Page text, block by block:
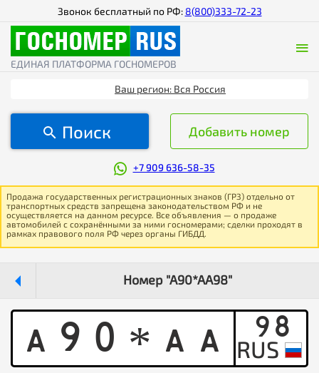
Звонок бесплатный по РФ: 8(800)333-72-23
ЕДИНАЯ ПЛАТФОРМА ГОСНОМЕРОВ
Ваш регион: Вся Россия
Поиск Добавить номер
+7 909 636-58-35
Продажа государственных регистрационных знаков (ГРЗ) отдельно от
транспортных средств запрещена законодательством РФ и не
осуществляется на данном ресурсе. Все объявления — о продаже
автомобилей с сохранёнными за ними госномерами; сделки проходят в
рамках правового поля РФ через органы ГИБДД.
Номер "А90*АА98"
A 9 0 * A A 98